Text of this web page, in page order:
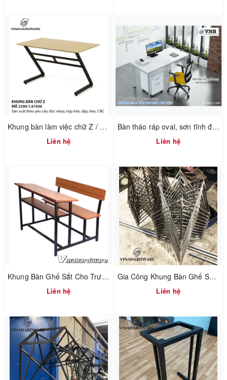
Khung bàn làm việc chữ Z / Office table frame SP286103
Liên hệ
Bàn tháo ráp oval, sơn tĩnh điện - Nhà sản xuất VINAHARDWARE
Liên hệ
Khung Bàn Ghế Sắt Cho Trường Học / School Table Frame SP286092
Liên hệ
Gia Công Khung Bàn Ghế Sắt Cafe / Processing Iron Furniture Frame
Liên hệ